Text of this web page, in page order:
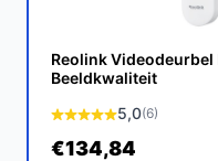
Ontdek alle
past bij jouw behoeften!
Reolink Videodeurbel
Beeldkwaliteit
5,0(6)
€134,84